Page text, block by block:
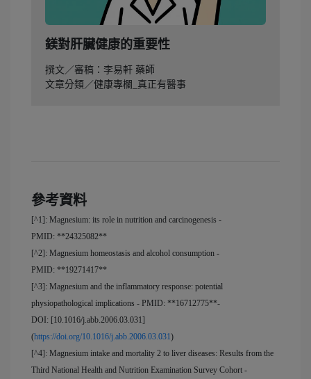
鎂對肝臟健康的重要性
撰文／審稿：李易軒 藥師
文章分類／健康專欄_真正有醫事
參考資料
[^1]: Magnesium: its role in nutrition and carcinogenesis -
PMID: **24325082**
[^2]: Magnesium homeostasis and alcohol consumption -
PMID: **19271417**
[^3]: Magnesium and the inflammatory response: potential
physiopathological implications - PMID: **16712775**-
DOI: [10.1016/j.abb.2006.03.031]
(https://doi.org/10.1016/j.abb.2006.03.031)
[^4]: Magnesium intake and mortality 2 to liver diseases: Results from the
Third National Health and Nutrition Examination Survey Cohort -